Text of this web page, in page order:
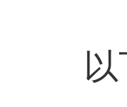
以下